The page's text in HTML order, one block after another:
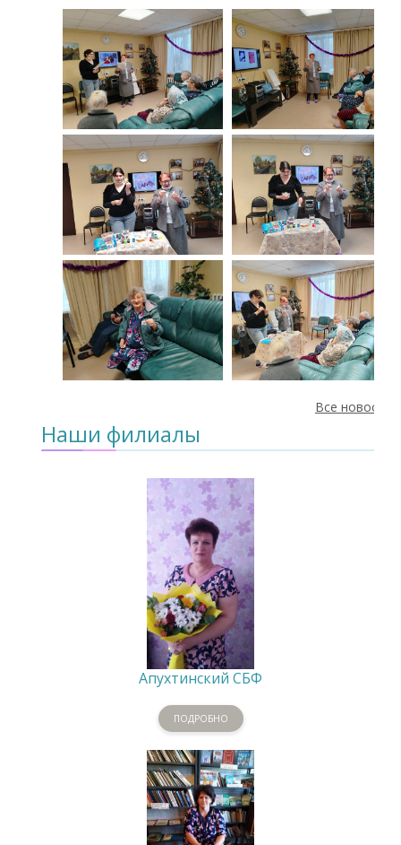
Все новости
Наши филиалы
Апухтинский СБФ
ПОДРОБНО